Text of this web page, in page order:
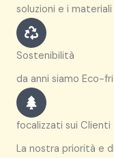
soluzioni e i
Sostenibilità
da anni siamo Eco-
focalizzati sui Clienti
La nostra priorità e